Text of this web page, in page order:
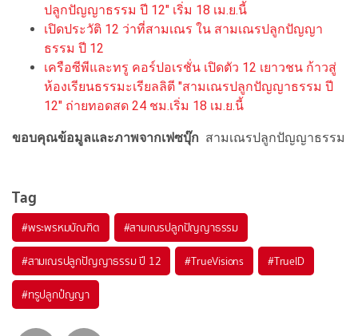
ปลูกปัญญาธรรม ปี 12" เริ่ม 18 เม.ย.นี้
เปิดประวัติ 12 ว่าที่สามเณร ใน สามเณรปลูกปัญญา
ธรรม ปี 12
เครือซีพีและทรู คอร์ปอเรชั่น เปิดตัว 12 เยาวชน ก้าวสู่
ห้องเรียนธรรมะเรียลลิตี "สามเณรปลูกปัญญาธรรม ปี
12" ถ่ายทอดสด 24 ชม.เริ่ม 18 เม.ย.นี้
ขอบคุณข้อมูลและภาพจากเฟซบุ๊ก สามเณรปลูกปัญญาธรรม
Tag
#พระพรหมบัณฑิต #สามเณรปลูกปัญญาธรรม
#สามเณรปลูกปัญญาธรรม ปี 12 #TrueVisions #TrueID
#ทรูปลูกปํญญา